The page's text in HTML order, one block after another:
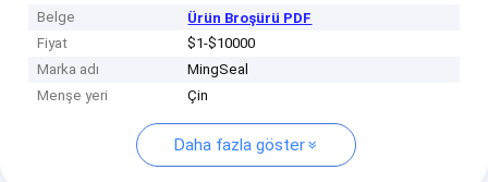
Belge
Ürün Broşürü PDF
Fiyat
$1-$10000
Marka adı
MingSeal
Menşe yeri
Çin
Daha fazla göster